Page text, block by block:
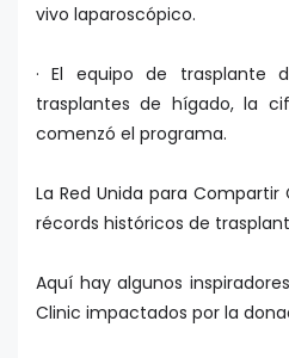
vivo laparoscópico.
· El equipo de trasplante
trasplantes de hígado, la
comenzó el programa.
La Red Unida para Compartir
récords históricos de
Aquí hay algunos
Clinic impactados por la